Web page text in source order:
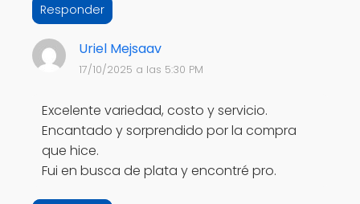
Responder
Uriel Mejsaav
17/10/2025 a las 5:30 PM
Excelente variedad, costo y servicio.
Encantado y sorprendido por la compra
que hice.
Fui en busca de plata y encontré pro.